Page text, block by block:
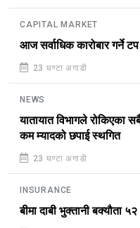
CAPITAL MARKET
आज सर्वाधिक कारोबार गर्ने
23 घण्टा अगाडी
NEWS
यातायात विभागले रोकिएका
कम म्यादको छपाई स्थगित
23 घण्टा अगाडी
INSURANCE
बीमा दाबी भुक्तानी बक्यौता